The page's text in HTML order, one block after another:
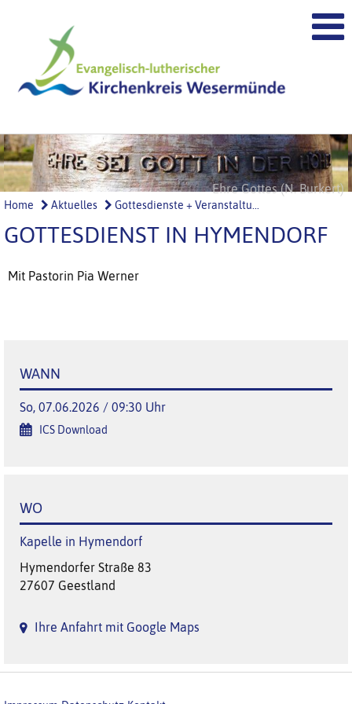
Höret Gottes Wort (N. Burkert)
Ehre Gottes (N. Burkert)
Home Aktuelles Gottesdienste + Veranstaltu...
GOTTESDIENST IN HYMENDORF
Mit Pastorin Pia Werner
WANN
So, 07.06.2026 / 09:30 Uhr
ICS Download
WO
Kapelle in Hymendorf
Hymendorfer Straße 83
27607 Geestland
Ihre Anfahrt mit Google Maps